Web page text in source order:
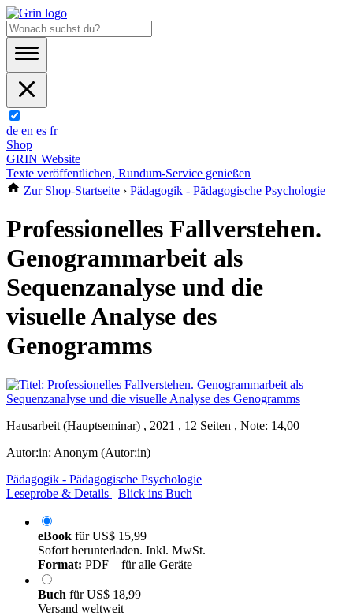
de en es fr
Shop
GRIN Website
Texte veröffentlichen, Rundum-Service genießen
Zur Shop-Startseite › Pädagogik - Pädagogische Psychologie
Professionelles Fallverstehen.
Genogrammarbeit als
Sequenzanalyse und die
visuelle Analyse des
Genogramms
Hausarbeit (Hauptseminar) , 2021 , 12 Seiten , Note: 14,00
Autor:in: Anonym (Autor:in)
Pädagogik - Pädagogische Psychologie
Leseprobe & Details
Blick ins Buch
eBook fürUS$ 15,99
Sofort herunterladen. Inkl. MwSt.
Format: PDF – für alle Geräte
Buch fürUS$ 18,99
Versand weltweit